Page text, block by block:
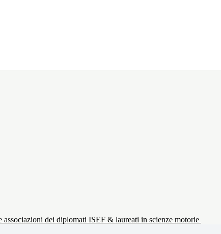
associazioni dei diplomati ISEF & laureati in scienze motorie